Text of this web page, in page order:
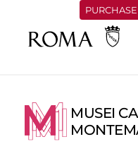
PURCHASE
MUSEI